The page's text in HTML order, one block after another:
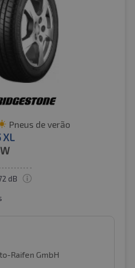
Pneus de verão
XL
dB
Raifen GmbH